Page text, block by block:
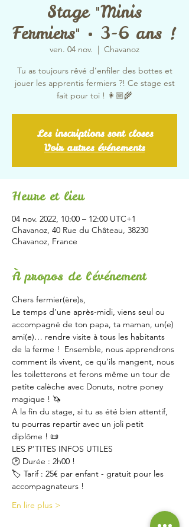
Stage "Minis
Fermiers" • 3-6 ans !
ven. 04 nov.
  |
Chavanoz
Tu as toujours rêvé d’enfiler des bottes et
jouer les apprentis fermiers ?! Ce stage est
fait pour toi ! 👩🏼‍🌾
Les inscriptions sont closes
Voir autres événements
Heure et lieu
04 nov. 2022, 10:00 – 12:00 UTC+1
Chavanoz, 40 Rue du Château, 38230
Chavanoz, France
À propos de l'événement
Chers fermier(ère)s,
Le temps d’une après-midi, viens seul ou
accompagné de ton papa, ta maman, un(e)
ami(e)… rendre visite à tous les habitants
de la ferme !  Ensemble, nous apprendrons
comment ils vivent, ce qu’ils mangent, nous
les toiletterons et ferons même un tour de
petite calèche avec Donuts, notre poney
magique ! 🦄
A la fin du stage, si tu as été bien attentif,
tu pourras repartir avec un joli petit
diplôme ! 📜
LES P’TITES INFOS UTILES
🕑 Durée : 2h00 !
🏷 Tarif : 25€ par enfant - gratuit pour les
accompagnateurs !
En lire plus >